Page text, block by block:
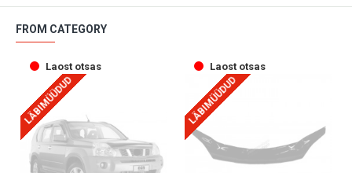
FROM CATEGORY
Laost otsas
LÄBIMÜÜDUD
Laost otsas
LÄBIMÜÜDUD